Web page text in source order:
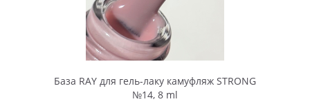
База RAY для гель-лаку камуфляж STRONG
№14, 8 ml